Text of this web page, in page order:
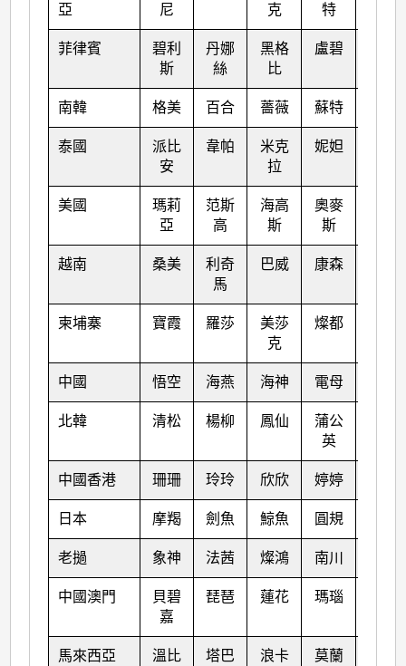
亞
尼
克
特
菲律賓
碧利
斯
丹娜
絲
黑格
比
盧碧
南韓 格美 百合 薔薇 蘇特
泰國
派比
安
韋帕
米克
拉
妮妲
美國
瑪莉
亞
范斯
高
海高
斯
奧麥
斯
越南 桑美
利奇
馬
巴威 康森
柬埔寨 寶霞 羅莎
美莎
克
燦都
中國 悟空 海燕 海神 電母
北韓 清松 楊柳 鳳仙
蒲公
英
中國香港 珊珊 玲玲 欣欣 婷婷
日本 摩羯 劍魚 鯨魚 圓規
老撾 象神 法茜 燦鴻 南川
中國澳門
貝碧
嘉
琵琶 蓮花 瑪瑙
馬來西亞
溫比
塔巴 浪卡
莫蘭